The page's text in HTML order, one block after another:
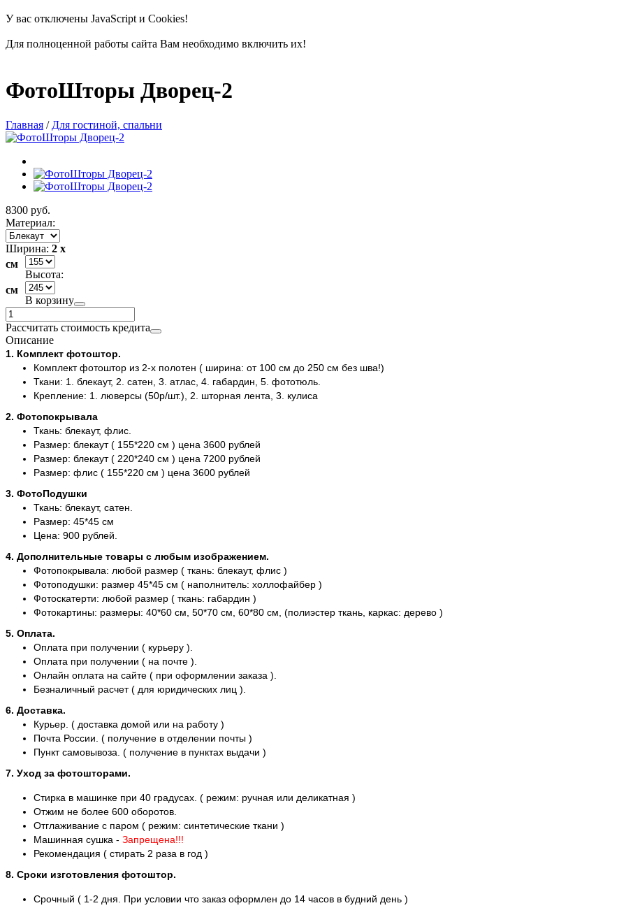
У вас отключены JavaScript и Cookies!
Для полноценной работы сайта Вам необходимо включить их!
ФотоШторы Дворец-2
Главная / Для гостиной, спальни
8300 руб.
Материал:
Ширина: 2 x
см
Высота:
см
В корзину
Рассчитать стоимость кредита
Описание
1. Комплект фотоштор.
Комплект фотоштор из 2-х полотен ( ширина: от 100 см до 250 см без шва!)
Ткани: 1. блекаут, 2. сатен, 3. атлас, 4. габардин, 5. фототюль.
Крепление: 1. люверсы (50р/шт.), 2. шторная лента, 3. кулиса
2. Фотопокрывала
Ткань: блекаут, флис.
Размер: блекаут ( 155*220 см ) цена 3600 рублей
Размер: блекаут ( 220*240 см ) цена 7200 рублей
Размер: флис ( 155*220 см ) цена 3600 рублей
3. ФотоПодушки
Ткань: блекаут, сатен.
Размер: 45*45 см
Цена: 900 рублей.
4. Дополнительные товары с любым изображением.
Фотопокрывала: любой размер ( ткань: блекаут, флис )
Фотоподушки: размер 45*45 см ( наполнитель: холлофайбер )
Фотоскатерти: любой размер ( ткань: габардин )
Фотокартины: размеры: 40*60 см, 50*70 см, 60*80 см, (полиэстер ткань, каркас: дерево )
5. Оплата.
Оплата при получении ( курьеру ).
Оплата при получении ( на почте ).
Онлайн оплата на сайте ( при оформлении заказа ).
Безналичный расчет ( для юридических лиц ).
6. Доставка.
Курьер. ( доставка домой или на работу )
Почта России. ( получение в отделении почты )
Пункт самовывоза. ( получение в пунктах выдачи )
7. Уход за фотошторами.
Стирка в машинке при 40 градусах. ( режим: ручная или деликатная )
Отжим не более 600 оборотов.
Отглаживание с паром ( режим: синтетические ткани )
Машинная сушка - Запрещена!!!
Рекомендация ( стирать 2 раза в год )
8. Сроки изготовления фотоштор.
Срочный ( 1-2 дня. При условии что заказ оформлен до 14 часов в будний день )